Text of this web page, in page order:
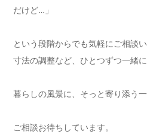
だけど…」
という段階からでも気軽にご相談
寸法の調整など、ひとつずつ一緒
暮らしの風景に、そっと寄り添う一
ご相談お待ちしています。